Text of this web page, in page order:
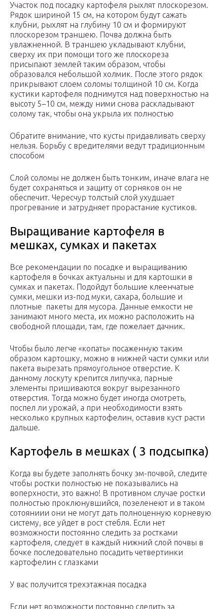
Участок под посадку картофеля рыхлят плоскорезом.
Рядок шириной 15 см, на котором будут сажать
клубни, рыхлят на глубину 10 см и формируют
плоскорезом траншею. Почва должна быть
увлажненной. В траншею укладывают клубни,
сверху их при помощи того же плоскореза
присыпают землей таким образом, чтобы
образовался небольшой холмик. После этого рядок
прикрывают слоем соломы толщиной 10 см. Когда
кустики картофеля поднимутся над поверхностью на
высоту 5–10 см, между ними снова раскладывают
солому так, чтобы она укрыла их полностью
Обратите внимание, что кусты придавливать сверху
нельзя. Борьбу с вредителями ведут традиционным
способом
Слой соломы не должен быть тонким, иначе влага не
будет сохраняться и защиту от сорняков он не
обеспечит. Чересчур толстый слой ухудшает
прогревание и затрудняет прорастание кустиков.
Выращивание картофеля в
мешках, сумках и пакетах
Все рекомендации по посадке и выращиванию
картофеля в бочках актуальны и для картошки в
сумках и пакетах. Подойдут большие клеенчатые
сумки, мешки из-под муки, сахара, большие и
плотные пакеты для мусора. Данные емкости не
занимают много места, их можно расположить на
свободной площади, там, где пожелает дачник.
Чтобы было легче «копать» посаженную таким
образом картошку, можно в нижней части сумки или
пакета вырезать прямоугольное отверстие. К
данному лоскуту крепится липучка, парные
элементы пришиваются вокруг вырезанного
отверстия. Тогда можно будет иногда смотреть,
поспел ли урожай, а при необходимости взять
несколько крупных картофелин, оставив куст расти
дальше.
Картофель в мешках ( 3 подсыпка)
Когда вы будете заполнять бочку эм-почвой, следите
чтобы ростки полностью не показывались на
воперхности, это важно! В противном случае ростки
полностью проклюнувшийся, позеленеют и в таком
сотояниии они не могут дать полноценную корневую
систему, все уйдет в рост стебля. Если нет
возможности постоянно следить за ростками
картофеля, следует в каждый нижний слой почвы в
бочке последовательно посадить четвертинки
картофелин с глазками
У вас получится трехэтажная посадка
Если нет возможности постоянно следить за